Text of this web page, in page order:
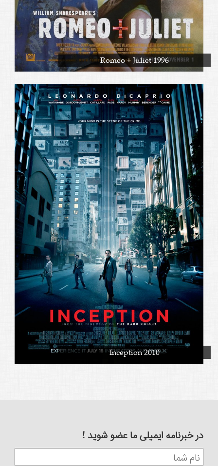
Romeo + Juliet 1996
Inception 2010
در خبرنامه ایمیلی ما عضو شوید !